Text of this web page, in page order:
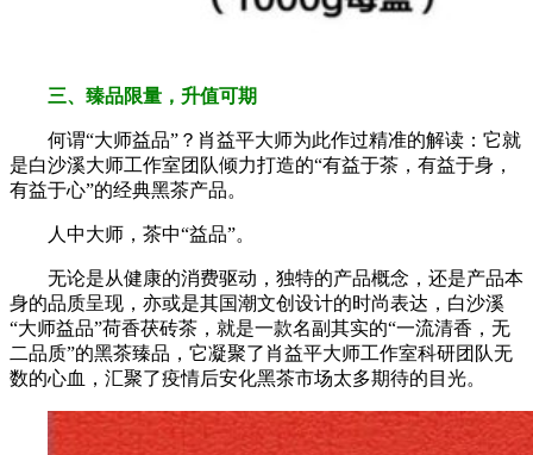
三、臻品限量，升值可期
何谓“大师益品”？肖益平大师为此作过精准的解读：它就
是白沙溪大师工作室团队倾力打造的“有益于茶，有益于身，
有益于心”的经典黑茶产品。
人中大师，茶中“益品”。
无论是从健康的消费驱动，独特的产品概念，还是产品本
身的品质呈现，亦或是其国潮文创设计的时尚表达，白沙溪
“大师益品”荷香茯砖茶，就是一款名副其实的“一流清香，无
二品质”的黑茶臻品，它凝聚了肖益平大师工作室科研团队无
数的心血，汇聚了疫情后安化黑茶市场太多期待的目光。